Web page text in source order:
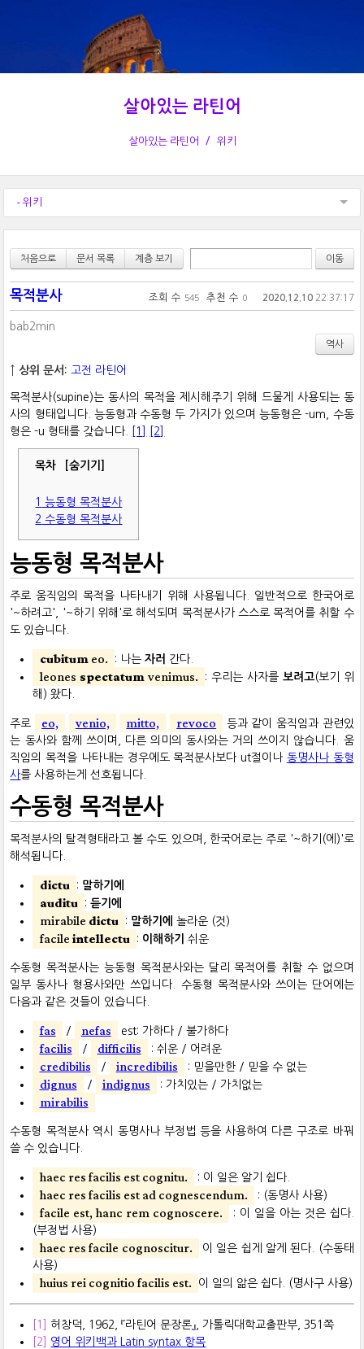
살아있는 라틴어
살아있는 라틴어 위키
- 위키
처음으로 문서 목록 계층 보기
목적분사 조회 수 545 추천 수 0 2020.12.1022:37:17
bab2min
역사
↑ 상위 문서: 고전 라틴어
목적분사(supine)는 동사의 목적을 제시해주기 위해 드물게 사용되는 동
사의 형태입니다. 능동형과 수동형 두 가지가 있으며 능동형은 -um, 수동
형은 -u 형태를 갖습니다.
[1] [2]
목차 [숨기기]
1 능동형 목적분사
2 수동형 목적분사
능동형 목적분사
주로 움직임의 목적을 나타내기 위해 사용됩니다. 일반적으로 한국어로
'~하려고', '~하기 위해'로 해석되며 목적분사가 스스로 목적어를 취할 수
도 있습니다.
cubitum eo. : 나는 자러 간다.
leones spectatum venimus. : 우리는 사자를 보려고(보기 위
해) 왔다.
주로 eo, venio, mitto, revoco
등과 같이 움직임과 관련있
는 동사와 함께 쓰이며, 다른 의미의 동사와는 거의 쓰이지 않습니다. 움
직임의 목적을 나타내는 경우에도 목적분사보다 ut절이나 동명사나 동형
사를 사용하는게 선호됩니다.
수동형 목적분사
목적분사의 탈격형태라고 볼 수도 있으며, 한국어로는 주로 '~하기(에)'로
해석됩니다.
dictu : 말하기에
auditu : 듣기에
mirabile dictu : 말하기에 놀라운 (것)
facile intellectu : 이해하기 쉬운
수동형 목적분사는 능동형 목적분사와는 달리 목적어를 취할 수 없으며
일부 동사나 형용사와만 쓰입니다. 수동형 목적분사와 쓰이는 단어에는
다음과 같은 것들이 있습니다.
fas / nefas est: 가하다 / 불가하다
facilis / difficilis : 쉬운 / 어려운
credibilis / incredibilis : 믿을만한 / 믿을 수 없는
dignus / indignus : 가치있는 / 가치없는
mirabilis
수동형 목적분사 역시 동명사나 부정법 등을 사용하여 다른 구조로 바꿔
쓸 수 있습니다.
haec res facilis est cognitu. : 이 일은 알기 쉽다.
haec res facilis est ad cognescendum. : (동명사 사용)
facile est, hanc rem cognoscere.
: 이 일을 아는 것은 쉽다.
(부정법 사용)
haec res facile cognoscitur.
이 일은 쉽게 알게 된다. (수동태
사용)
huius rei cognitio facilis est. 이 일의 앎은 쉽다. (명사구 사용)
[1]
허창덕, 1962, 『라틴어 문장론』, 가톨릭대학교출판부, 351쪽
[2]
영어 위키백과 Latin syntax 항목